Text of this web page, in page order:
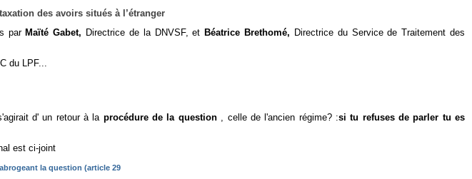
des avoirs situés à l’étranger
parMaïté Gabet, Directrice de la DNVSF, etBéatrice Brethomé, Directrice du Service de Traitement des
du LPF...
d' un retour à laprocédure de la question, celle de l'ancien régime?:si tu refuses de parler tu es
est ci-joint
la question (article 29